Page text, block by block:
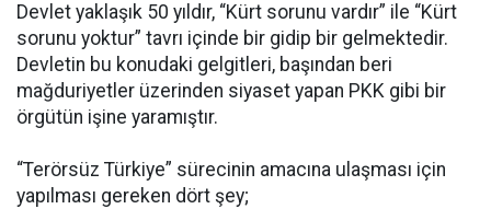
Devlet yaklaşık 50 yıldır, “Kürt sorunu vardır” ile “Kürt
sorunu yoktur” tavrı içinde bir gidip bir gelmektedir.
Devletin bu konudaki gelgitleri, başından beri
mağduriyetler üzerinden siyaset yapan PKK gibi bir
örgütün işine yaramıştır.
“Terörsüz Türkiye” sürecinin amacına ulaşması için
yapılması gereken dört şey;